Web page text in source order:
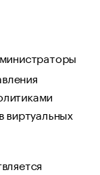
виртуальных